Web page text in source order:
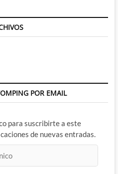
POR EMAIL
para suscribirte a este
de nuevas entradas.